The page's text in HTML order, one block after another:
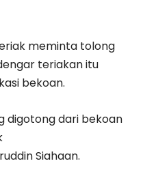
meminta tolong
teriakan itu
bekoan.
digotong dari bekoan
Siahaan.